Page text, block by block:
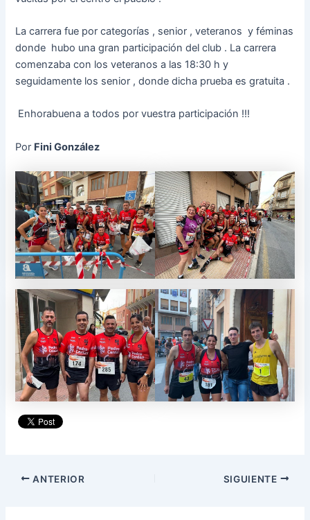
La carrera fue por categorías , senior , veteranos y féminas
donde hubo una gran participación del club . La carrera
comenzaba con los veteranos a las 18:30 h y
seguidamente los senior , donde dicha prueba es gratuita .
Enhorabuena a todos por vuestra participación !!!
Por Fini González
ANTERIOR SIGUIENTE